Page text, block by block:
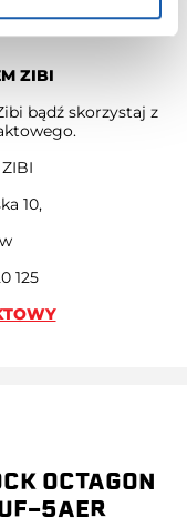
ZIBI
bądź skorzystaj z
10,
125
OCTAGON
5AER